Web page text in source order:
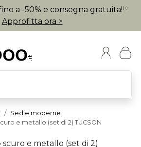
a -50% e consegna gratuita! (1)
Approfitta ora >
Sedie moderne
e metallo (set di 2) TUCSON
e metallo (set di 2)